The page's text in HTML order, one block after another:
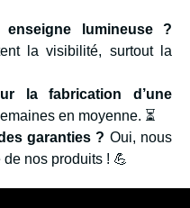
lumineuse ?
la visibilité, surtout la
la fabrication d’une
en moyenne. ⏳
garanties ? Oui, nous
nos produits ! 💪